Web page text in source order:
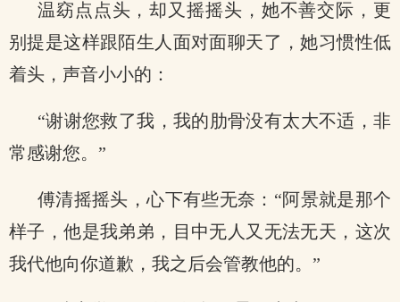
温窈点点头，却又摇摇头，她不善交际，更
别提是这样跟陌生人面对面聊天了，她习惯性低
着头，声音小小的：
“谢谢您救了我，我的肋骨没有太大不适，非
常感谢您。”
傅清摇摇头，心下有些无奈：“阿景就是那个
样子，他是我弟弟，目中无人又无法无天，这次
我代他向你道歉，我之后会管教他的。”